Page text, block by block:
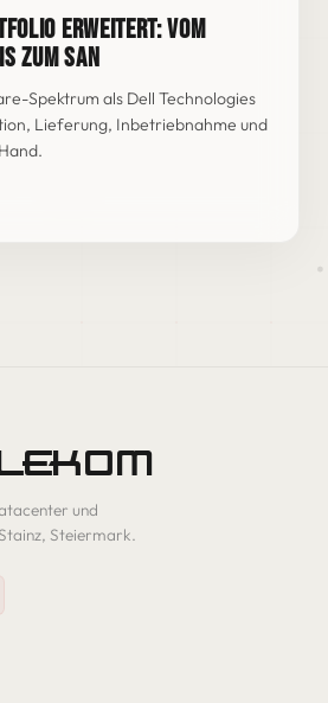
POWEREDGE POWERSTORE
ERWEITERT: VOM
ZUM SAN
Spektrum als Dell Technologies
Lieferung, Inbetriebnahme und
und
Steiermark.